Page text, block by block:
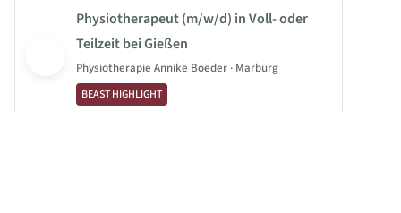
Physiotherapeut (m/w/d) in Voll- oder
Teilzeit bei Gießen
Physiotherapie Annike Boeder · Marburg
BEAST HIGHLIGHT